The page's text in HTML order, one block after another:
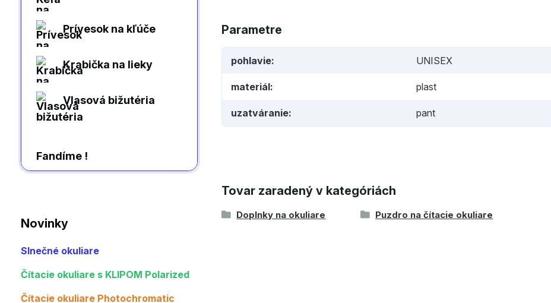
Prívesok na kľúče
Krabička na lieky
Vlasová bižutéria
Fandíme !
Novinky
Slnečné okuliare
Čítacie okuliare s KLIPOM Polarized
Čítacie okuliare Photochromatic
Parametre
pohlavie UNISEX
materiál plast
uzatváranie pant
Tovar zaradený v kategóriách
Doplnky na okuliare Puzdro na čítacie okuliare